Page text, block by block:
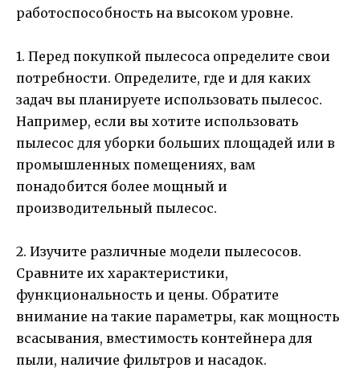
работоспособность на высоком уровне.
1. Перед покупкой пылесоса определите свои
потребности. Определите, где и для каких
задач вы планируете использовать пылесос.
Например, если вы хотите использовать
пылесос для уборки больших площадей или в
промышленных помещениях, вам
понадобится более мощный и
производительный пылесос.
2. Изучите различные модели пылесосов.
Сравните их характеристики,
функциональность и цены. Обратите
внимание на такие параметры, как мощность
всасывания, вместимость контейнера для
пыли, наличие фильтров и насадок.